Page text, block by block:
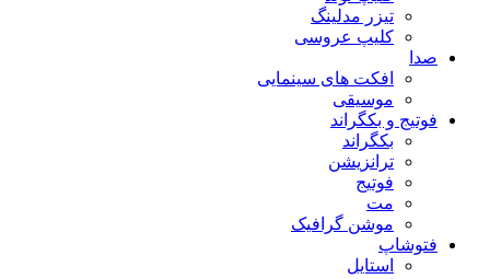
تیزر مدلینگ
کلیپ عروسی
صدا
افکت های سینمایی
موسیقی
فوتیج و بکگراند
بکگراند
ترانزیشن
فوتیج
مت
موشن گرافیک
فتوشاپ
استایل